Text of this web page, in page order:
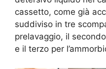
cassetto, come già
suddiviso in tre
prelavaggio, il
e il terzo per